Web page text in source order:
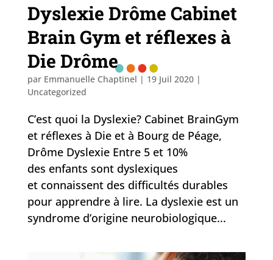
Dyslexie Drôme Cabinet
Brain Gym et réflexes à
Die Drôme
par Emmanuelle Chaptinel | 19 Juil 2020|
Uncategorized
C’est quoi la Dyslexie? Cabinet BrainGym
et réflexes à Die et à Bourg de Péage,
Drôme Dyslexie Entre 5 et 10%
des enfants sont dyslexiques
et connaissent des difficultés durables
pour apprendre à lire. La dyslexie est un
syndrome d’origine neurobiologique...